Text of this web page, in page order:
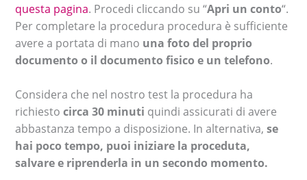
questa pagina. Procedi cliccando su “Apri un conto“.
Per completare la procedura procedura è sufficiente
avere a portata di mano una foto del proprio
documento o il documento fisico e un telefono.
Considera che nel nostro test la procedura ha
richiestocirca 30 minuti quindi assicurati di avere
abbastanza tempo a disposizione. In alternativa, se
hai poco tempo, puoi iniziare la proceduta,
salvare e riprenderla in un secondo momento.